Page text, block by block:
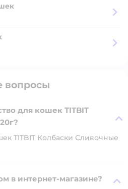
вопросы
для кошек TITBIT
TITBIT Колбаски Сливочные
в интернет-магазине?